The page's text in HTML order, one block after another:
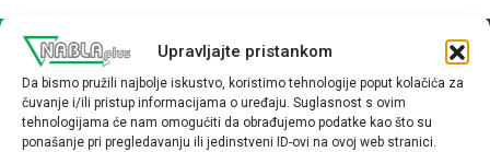
Upravljajte pristankom
Da bismo pružili najbolje iskustvo, koristimo tehnologije poput kolačića za
čuvanje i/ili pristup informacijama o uređaju. Suglasnost s ovim
tehnologijama će nam omogućiti da obrađujemo podatke kao što su
ponašanje pri pregledavanju ili jedinstveni ID-ovi na ovoj web stranici.
Povezani proizvodi